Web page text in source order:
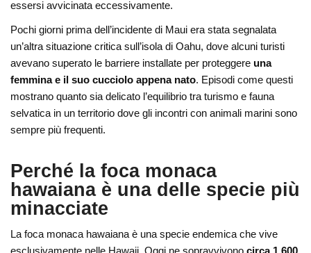
essersi avvicinata eccessivamente.
Pochi giorni prima dell’incidente di Maui era stata segnalata
un’altra situazione critica sull’isola diOahu, dove alcuni turisti
avevano superato le barriere installate per proteggere una
femmina e il suo cucciolo appena nato. Episodi come questi
mostrano quanto sia delicato l’equilibrio tra turismo e fauna
selvatica in un territorio dove gli incontri con animali marini sono
sempre più frequenti.
Perché la foca monaca
hawaiana è una delle specie più
minacciate
La foca monaca hawaiana è una specie endemica che vive
esclusivamente nelle Hawaii. Oggi ne sopravvivonocirca 1.600